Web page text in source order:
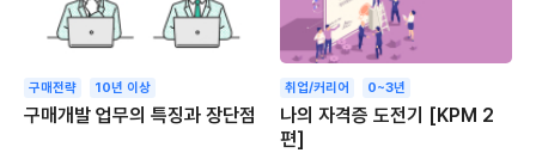
구매전략 10년 이상
구매개발 업무의 특징과 장단점
취업/커리어 0~3년
나의 자격증 도전기 [KPM 2
편]